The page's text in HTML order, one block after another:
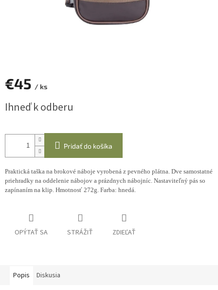
€45 / ks
cena:
Ihneď k odberu
Pridať do košíka
Praktická taška na brokové náboje vyrobená z pevného plátna. Dve samostatné
priehradky na oddelenie nábojov a prázdnych nábojníc. Nastaviteľný pás so
zapínaním na klip. Hmotnosť 272g. Farba: hnedá.
OPÝTAŤ SA STRÁŽIŤ ZDIEĽAŤ
Popis Diskusia